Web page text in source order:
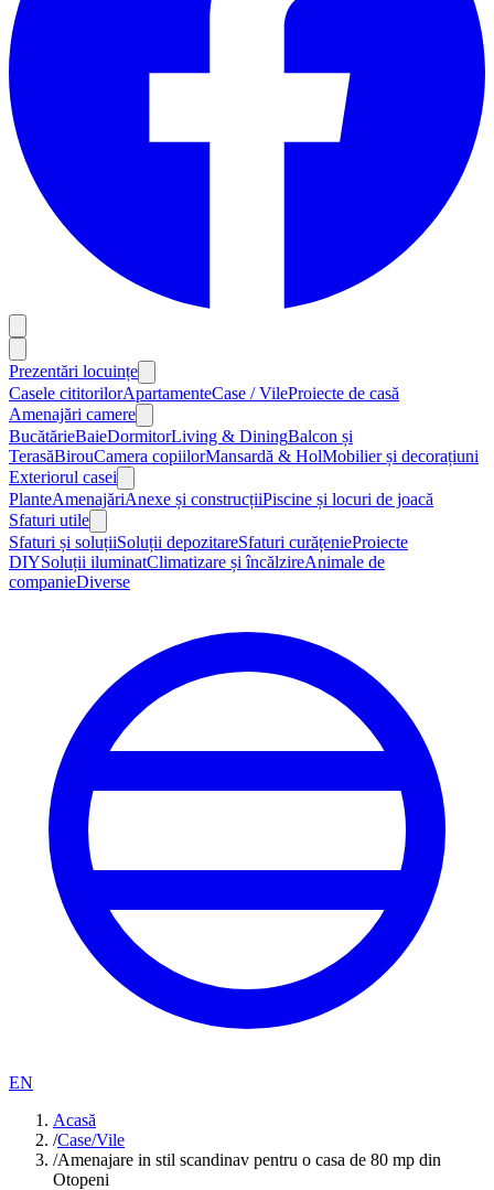
Prezentări locuințe
Casele cititorilorApartamenteCase / VileProiecte de casă
Amenajări camere
BucătărieBaieDormitorLiving & DiningBalcon și
TerasăBirouCamera copiilorMansardă & HolMobilier și decorațiuni
Exteriorul casei
PlanteAmenajăriAnexe și construcțiiPiscine și locuri de joacă
Sfaturi utile
Sfaturi și soluțiiSoluții depozitareSfaturi curățenieProiecte
DIYSoluții iluminatClimatizare și încălzireAnimale de
companieDiverse
EN
Acasă
/Case/Vile
/Amenajare in stil scandinav pentru o casa de 80 mp din
Otopeni